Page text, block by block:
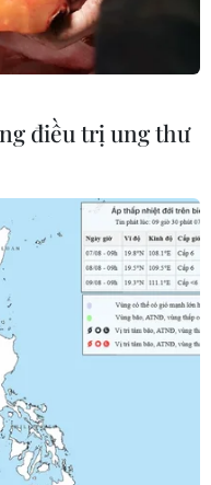
Bắc Nam
khó khăn đã làm
tham gia, nếu
hút các nhà đầu tư
điều trị ung thư